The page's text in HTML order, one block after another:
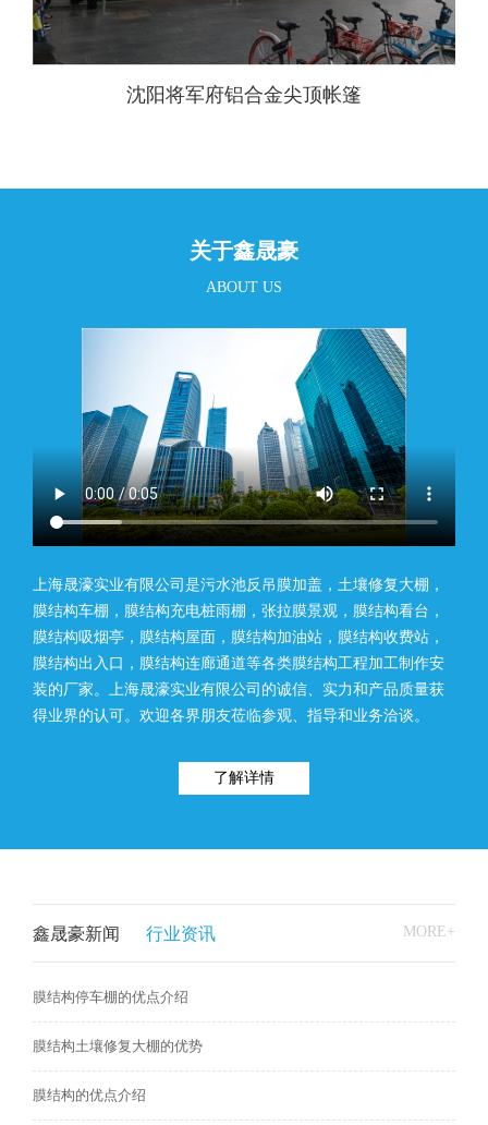
沈阳将军府铝合金尖顶帐篷
关于鑫晟豪
ABOUT US
上海晟濠实业有限公司是污水池反吊膜加盖，土壤修复大棚，
膜结构车棚，膜结构充电桩雨棚，张拉膜景观，膜结构看台，
膜结构吸烟亭，膜结构屋面，膜结构加油站，膜结构收费站，
膜结构出入口，膜结构连廊通道等各类膜结构工程加工制作安
装的厂家。上海晟濠实业有限公司的诚信、实力和产品质量获
得业界的认可。欢迎各界朋友莅临参观、指导和业务洽谈。
了解详情
鑫晟豪新闻 行业资讯 MORE+
膜结构停车棚的优点介绍
膜结构土壤修复大棚的优势
膜结构的优点介绍